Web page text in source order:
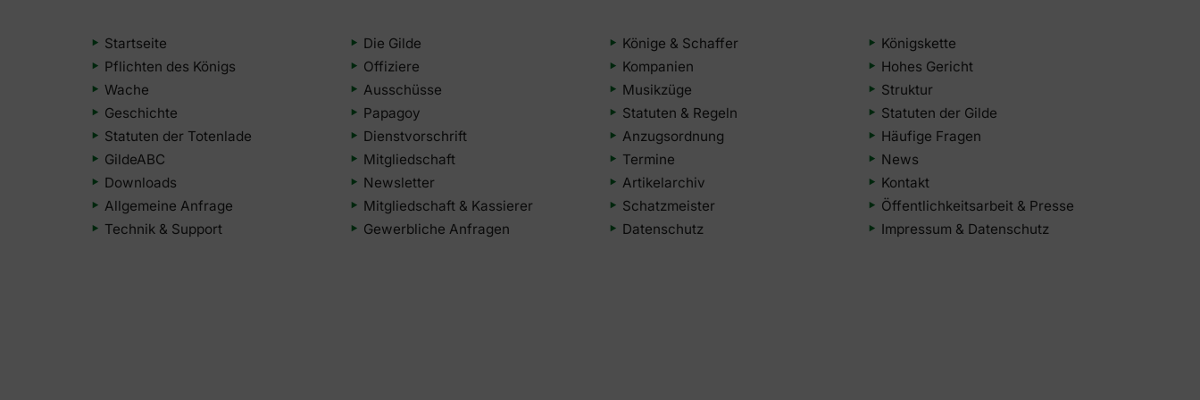
Startseite Die Gilde Könige & Schaffer
Königskette
Pflichten des Königs
Offiziere Kompanien
Hohes Gericht
Wache
Ausschüsse Musikzüge
Struktur
Geschichte
Papagoy Statuten & Regeln
Statuten der Gilde
Statuten der Totenlade
Dienstvorschrift Anzugsordnung
Häufige Fragen
GildeABC
Mitgliedschaft Termine
News
Downloads
Newsletter Artikelarchiv
Kontakt
Allgemeine Anfrage
Mitgliedschaft & Kassierer Schatzmeister
Öffentlichkeitsarbeit & Presse
Technik & Support
Gewerbliche Anfragen Datenschutz Impressum & Datenschutz